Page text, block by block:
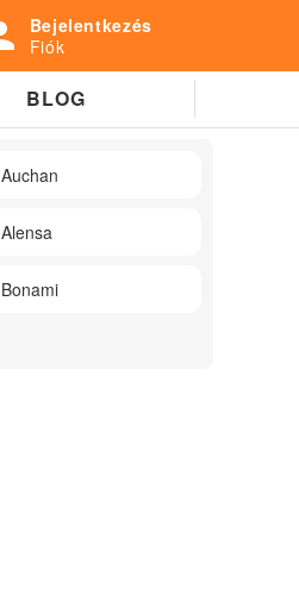
Bejelentkezés
Fiók
BLOG
Auchan
Alensa
Bonami